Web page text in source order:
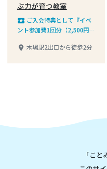
ぶ力が育つ教室
local_play ご入会特典として『イベ
ント参加費1回分（2,500円）
place 木場駅2出口から徒歩2分
「こ